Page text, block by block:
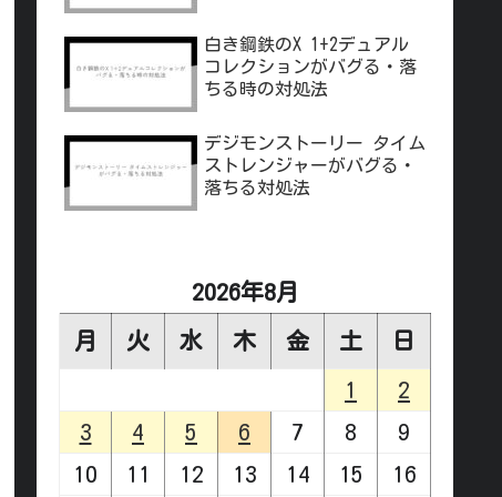
白き鋼鉄のX 1+2デュアル
コレクションがバグる・落
ちる時の対処法
デジモンストーリー タイム
ストレンジャーがバグる・
落ちる対処法
2026年8月
月 火 水 木 金 土 日
1
2
3
4 5 6 7 8
9
10
11 12 13 14 15 16